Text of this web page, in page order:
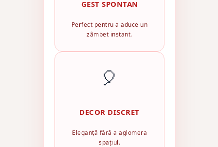
GEST SPONTAN
Perfect pentru a aduce un
zâmbet instant.
🎈
DECOR DISCRET
Eleganță fără a aglomera
spațiul.